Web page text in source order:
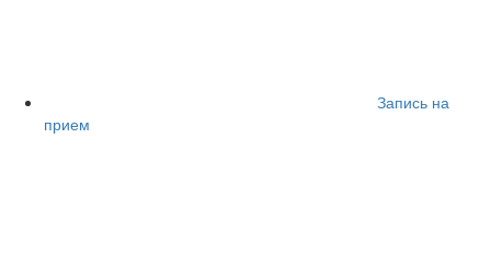
Запись на
прием